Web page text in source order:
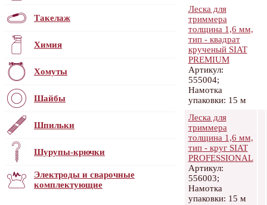
Такелаж
Химия
Хомуты
Шайбы
Шпильки
Шурупы-крючки
Электроды и сварочные
комплектующие
Леска для
триммера
толщина 1,6 мм,
тип - квадрат
крученый SIAT
PREMIUM
Артикул:
555004;
Намотка
упаковки: 15 м
Леска для
триммера
толщина 1,6 мм,
тип - круг SIAT
PROFESSIONAL
Артикул:
556003;
Намотка
упаковки: 15 м